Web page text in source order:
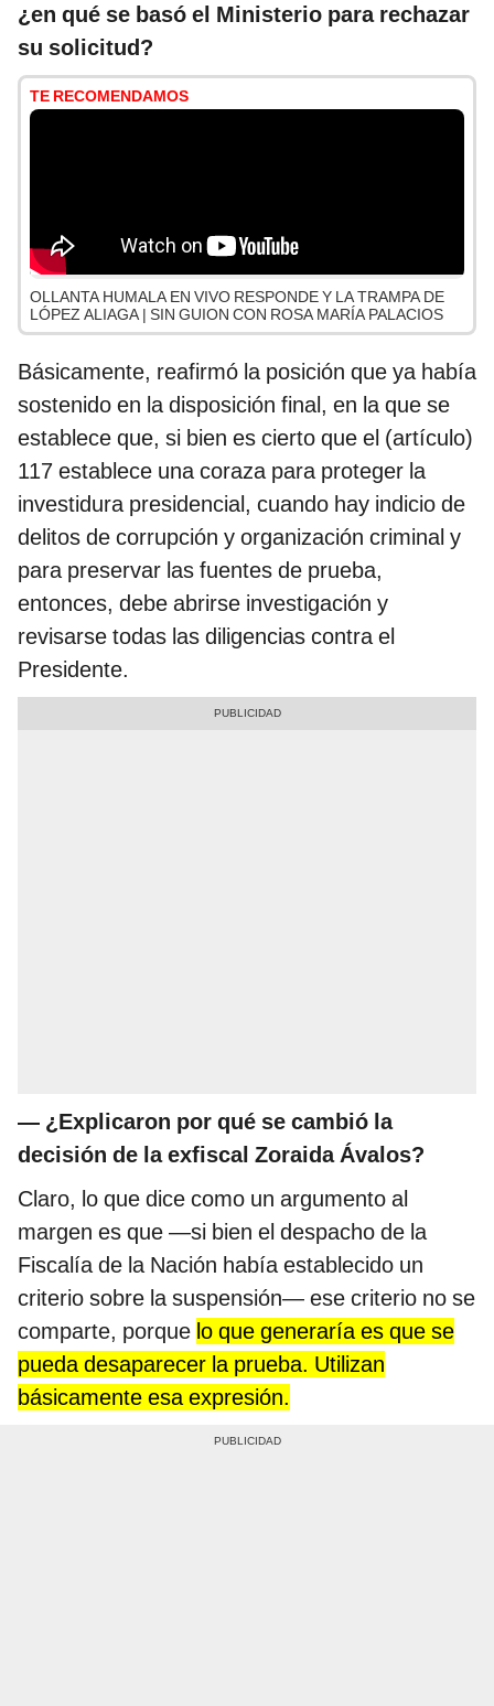
¿en qué se basó el Ministerio para rechazar
su solicitud?
TE RECOMENDAMOS
OLLANTA HUMALA EN VIVO RESPONDE Y LA TRAMPA DE
LÓPEZ ALIAGA | SIN GUION CON ROSA MARÍA PALACIOS
Básicamente, reafirmó la posición que ya había
sostenido en la disposición final, en la que se
establece que, si bien es cierto que el (artículo)
117 establece una coraza para proteger la
investidura presidencial, cuando hay indicio de
delitos de corrupción y organización criminal y
para preservar las fuentes de prueba,
entonces, debe abrirse investigación y
revisarse todas las diligencias contra el
Presidente.
— ¿Explicaron por qué se cambió la
decisión de la exfiscal Zoraida Ávalos?
Claro, lo que dice como un argumento al
margen es que —si bien el despacho de la
Fiscalía de la Nación había establecido un
criterio sobre la suspensión— ese criterio no se
comparte, porque lo que generaría es que se
pueda desaparecer la prueba. Utilizan
básicamente esa expresión.